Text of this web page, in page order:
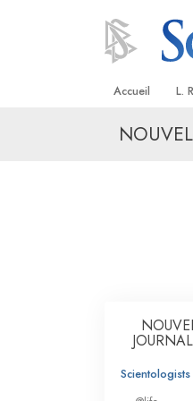
Accueil L.